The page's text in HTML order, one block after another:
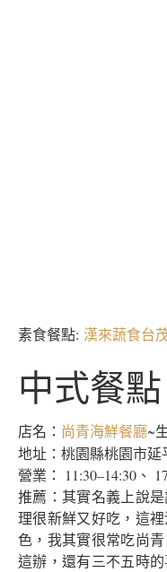
素食餐點: 漢來蔬食台
中式餐點
店名： 尚青海鮮餐廳~
地址：桃園縣桃園市延
營業： 11:30–14:30、
推薦：其實名義上說
理很新鮮又好吃，這
色，我其實很常吃尚
這辦，還有三不五時